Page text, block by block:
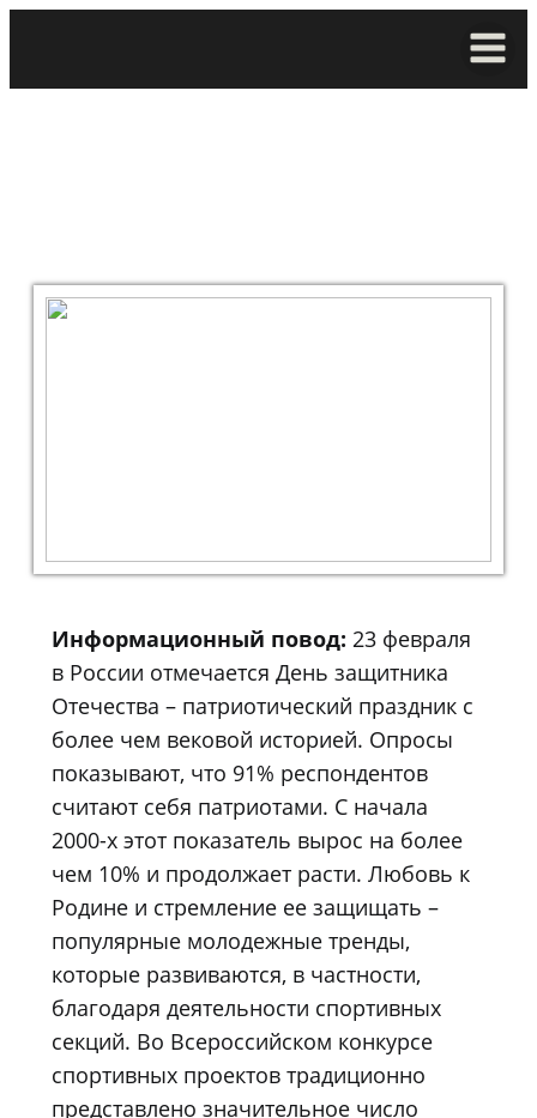
Информационный повод: 23 февраля
в России отмечается День защитника
Отечества – патриотический праздник с
более чем вековой историей. Опросы
показывают, что 91% респондентов
считают себя патриотами. С начала
2000-х этот показатель вырос на более
чем 10% и продолжает расти. Любовь к
Родине и стремление ее защищать –
популярные молодежные тренды,
которые развиваются, в частности,
благодаря деятельности спортивных
секций. Во Всероссийском конкурсе
спортивных проектов традиционно
представлено значительное число